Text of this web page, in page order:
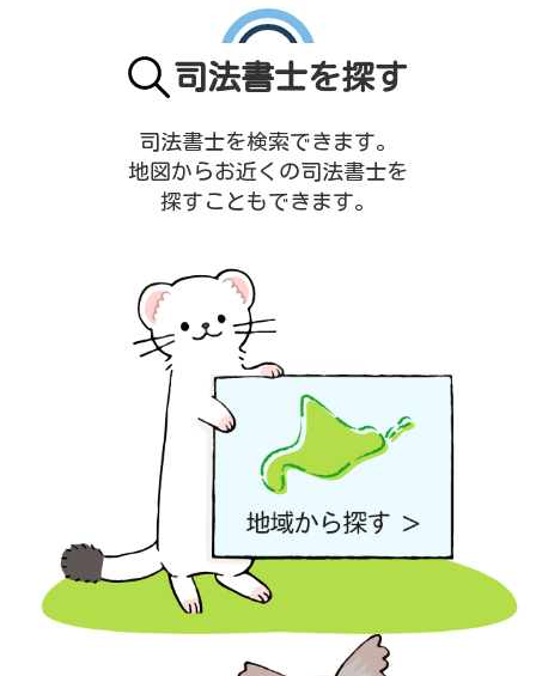
司法書士を探す
司法書士を検索できます。
地図からお近くの司法書士を
探すこともできます。